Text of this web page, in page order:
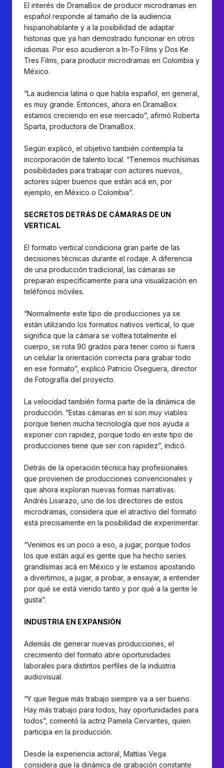
El interés de DramaBox de producir microdramas en
español responde al tamaño de la audiencia
hispanohablante y a la posibilidad de adaptar
historias que ya han demostrado funcionar en otros
idiomas. Por eso acudieron a In-To Films y Dos Ke
Tres Films, para producir microdramas en Colombia y
México.
“La audiencia latina o que habla español, en general,
es muy grande. Entonces, ahora en DramaBox
estamos creciendo en ese mercado”, afirmó Roberta
Sparta, productora de DramaBox.
Según explicó, el objetivo también contempla la
incorporación de talento local. “Tenemos muchísimas
posibilidades para trabajar con actores nuevos,
actores súper buenos que están acá en, por
ejemplo, en México o Colombia”.
SECRETOS DETRÁS DE CÁMARAS DE UN
VERTICAL
El formato vertical condiciona gran parte de las
decisiones técnicas durante el rodaje. A diferencia
de una producción tradicional, las cámaras se
preparan específicamente para una visualización en
teléfonos móviles.
“Normalmente este tipo de producciones ya se
están utilizando los formatos nativos vertical, lo que
significa que la cámara se voltea totalmente el
cuerpo, se rota 90 grados para tener como si fuera
un celular la orientación correcta para grabar todo
en ese formato”, explicó Patricio Oseguera, director
de Fotografía del proyecto.
La velocidad también forma parte de la dinámica de
producción. “Estas cámaras en sí son muy viables
porque tienen mucha tecnología que nos ayuda a
exponer con rapidez, porque todo en este tipo de
producciones tiene que ser con rapidez”, indicó.
Detrás de la operación técnica hay profesionales
que provienen de producciones convencionales y
que ahora exploran nuevas formas narrativas.
Andrés Lisarazo, uno de los directores de estos
microdramas, considera que el atractivo del formato
está precisamente en la posibilidad de experimentar.
“Venimos es un poco a eso, a jugar, porque todos
los que están aquí es gente que ha hecho series
grandísimas acá en México y le estamos apostando
a divertirnos, a jugar, a probar, a ensayar, a entender
por qué se está viendo tanto y por qué a la gente le
gusta”.
INDUSTRIA EN EXPANSIÓN
Además de generar nuevas producciones, el
crecimiento del formato abre oportunidades
laborales para distintos perfiles de la industria
audiovisual.
“Y que llegue más trabajo siempre va a ser bueno.
Hay más trabajo para todos, hay oportunidades para
todos”, comentó la actriz Pamela Cervantes, quien
participa en la producción.
Desde la experiencia actoral, Mattias Vega
considera que la dinámica de grabación constante